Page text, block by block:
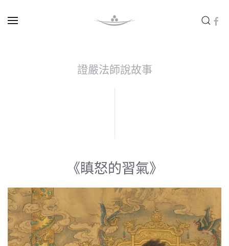
證嚴法師說故事
《瞋怒的習氣》